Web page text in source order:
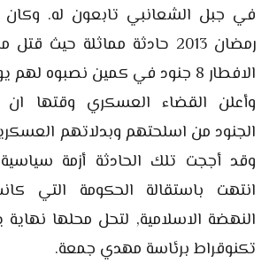
في جبل الشعانبي تابعون له.
رمضان 2013 حادثة مماثلة
الافطار 8 جنود في كمين نصبوه لهم يوم 29 تموز 2013.
وأعلن القضاء العسكري وقتها ان
وقد أججت تلك الحادثة أزمة
انتهت باستقالة الحكومة التي
تكنوقراط برئاسة مهدي جمعة.